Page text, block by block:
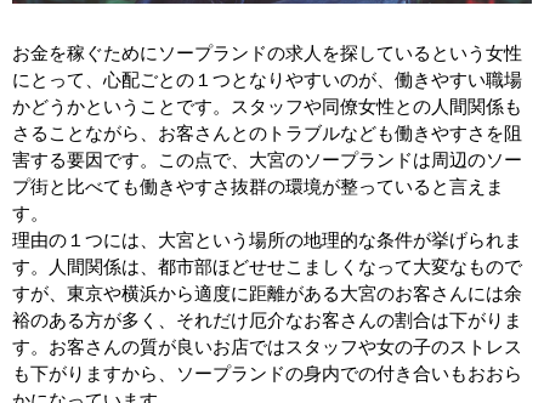
お金を稼ぐためにソープランドの求人を探しているという女性
にとって、心配ごとの１つとなりやすいのが、働きやすい職場
かどうかということです。スタッフや同僚女性との人間関係も
さることながら、お客さんとのトラブルなども働きやすさを阻
害する要因です。この点で、大宮のソープランドは周辺のソー
プ街と比べても働きやすさ抜群の環境が整っていると言えま
す。
理由の１つには、大宮という場所の地理的な条件が挙げられま
す。人間関係は、都市部ほどせせこましくなって大変なもので
すが、東京や横浜から適度に距離がある大宮のお客さんには余
裕のある方が多く、それだけ厄介なお客さんの割合は下がりま
す。お客さんの質が良いお店ではスタッフや女の子のストレス
も下がりますから、ソープランドの身内での付き合いもおおら